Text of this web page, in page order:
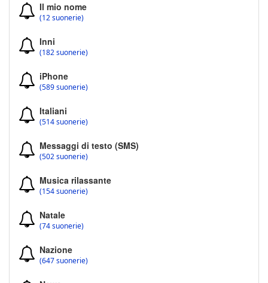
Il mio nome
(12 suonerie)
Inni
(182 suonerie)
iPhone
(589 suonerie)
Italiani
(514 suonerie)
Messaggi di testo (SMS)
(502 suonerie)
Musica rilassante
(154 suonerie)
Natale
(74 suonerie)
Nazione
(647 suonerie)